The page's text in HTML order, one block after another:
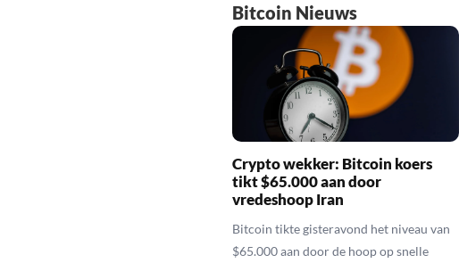
Bitcoin Nieuws
Crypto wekker: Bitcoin koers
tikt $65.000 aan door
vredeshoop Iran
Bitcoin tikte gisteravond het niveau van
$65.000 aan door de hoop op snelle